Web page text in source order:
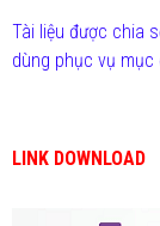
Tài liệu được chia
dùng phục vụ mục
LINK DOWNLOAD